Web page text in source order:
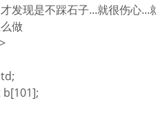
发现是不踩石子...就很伤心...
做